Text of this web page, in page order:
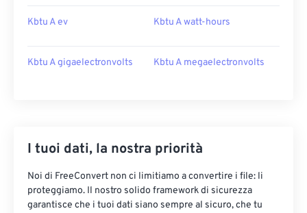
Kbtu A ev Kbtu A watt-hours
Kbtu A gigaelectronvolts Kbtu A megaelectronvolts
I tuoi dati, la nostra priorità
Noi di FreeConvert non ci limitiamo a convertire i file: li
proteggiamo. Il nostro solido framework di sicurezza
garantisce che i tuoi dati siano sempre al sicuro, che tu